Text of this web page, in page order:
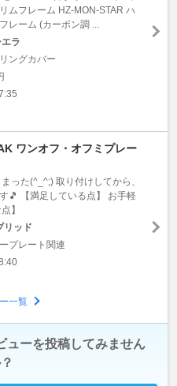
ムフレーム HZ-MON-STAR ハ
レーム (カーボン調 ...
ラ
ングカバー
ワンオフ・オフミプレー
まった(^_^;) 取り付けしてから、
🎵 【満足している点】 お手軽
】
リッド
プレート関連
一覧
ューを投稿してみません